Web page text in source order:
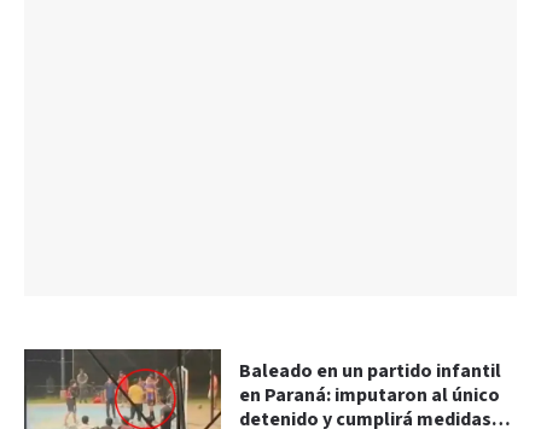
Baleado en un partido infantil
en Paraná: imputaron al único
detenido y cumplirá medidas